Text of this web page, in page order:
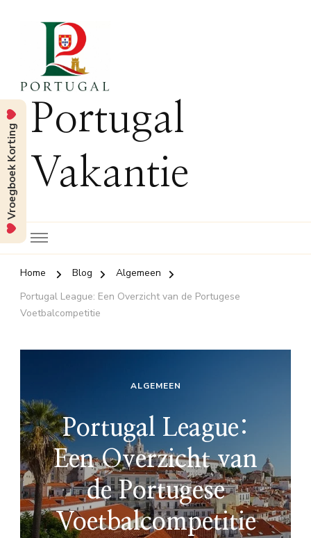
Portugal
Vakantie
Home Blog
Algemeen
Portugal League: Een Overzicht van de Portugese
Voetbalcompetitie
ALGEMEEN
Portugal League:
Een Overzicht van
de Portugese
Voetbalcompetitie
Vroegboek Korting